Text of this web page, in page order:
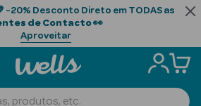
-20% Desconto Direto em TODAS as
de Contacto👀
Aproveitar